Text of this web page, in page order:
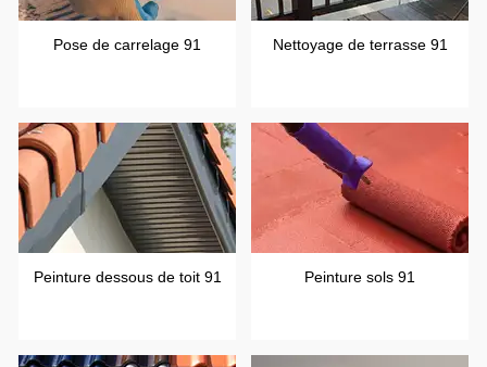
Pose de carrelage 91 Nettoyage de terrasse 91
Peinture dessous de toit 91 Peinture sols 91